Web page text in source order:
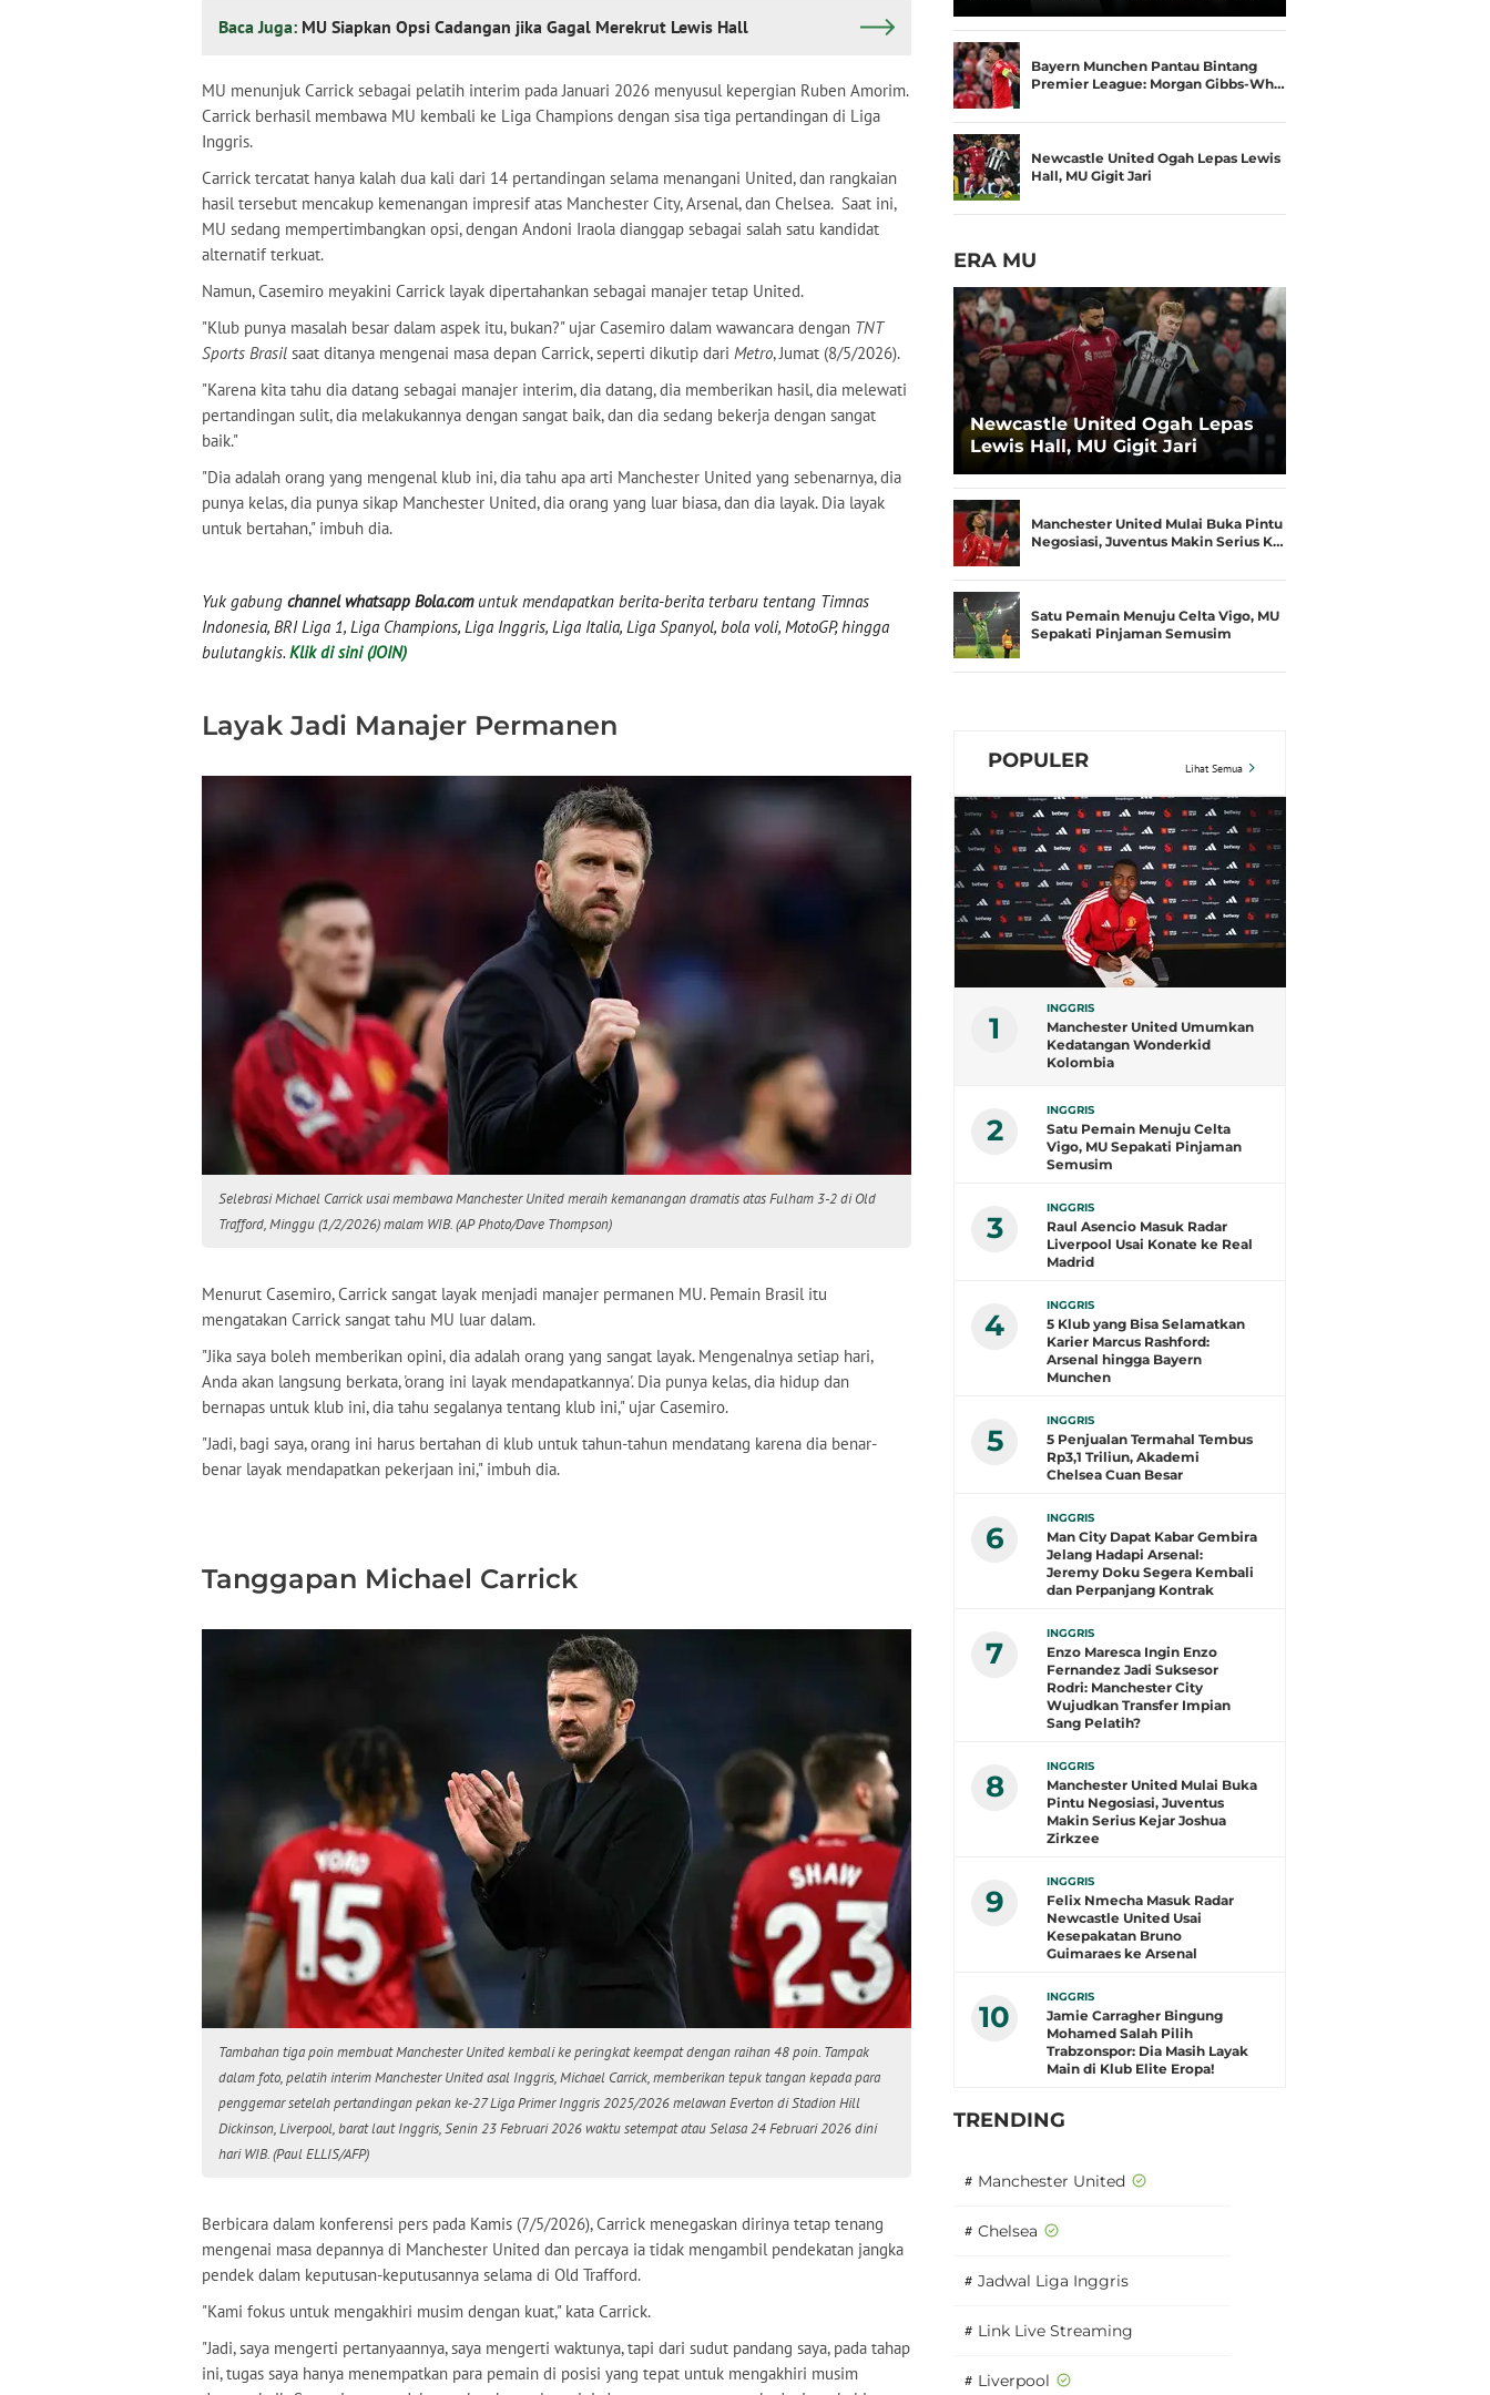
Baca Juga: MU Siapkan Opsi Cadangan jika Gagal Merekrut Lewis Hall
MU menunjuk Carrick sebagai pelatih interim pada Januari 2026 menyusul kepergian Ruben Amorim.
Carrick berhasil membawa MU kembali ke Liga Champions dengan sisa tiga pertandingan di Liga
Inggris.
Carrick tercatat hanya kalah dua kali dari 14 pertandingan selama menangani United, dan rangkaian
hasil tersebut mencakup kemenangan impresif atas Manchester City, Arsenal, dan Chelsea. Saat ini,
MU sedang mempertimbangkan opsi, dengan Andoni Iraola dianggap sebagai salah satu kandidat
alternatif terkuat.
Namun, Casemiro meyakini Carrick layak dipertahankan sebagai manajer tetap United.
"Klub punya masalah besar dalam aspek itu, bukan?" ujar Casemiro dalam wawancara dengan TNT
Sports Brasil saat ditanya mengenai masa depan Carrick, seperti dikutip dari Metro, Jumat (8/5/2026).
"Karena kita tahu dia datang sebagai manajer interim, dia datang, dia memberikan hasil, dia melewati
pertandingan sulit, dia melakukannya dengan sangat baik, dan dia sedang bekerja dengan sangat
baik."
"Dia adalah orang yang mengenal klub ini, dia tahu apa arti Manchester United yang sebenarnya, dia
punya kelas, dia punya sikap Manchester United, dia orang yang luar biasa, dan dia layak. Dia layak
untuk bertahan," imbuh dia.
Yuk gabung channel whatsapp Bola.comuntuk mendapatkan berita-berita terbaru tentang Timnas
Indonesia, BRI Liga 1, Liga Champions, Liga Inggris, Liga Italia, Liga Spanyol, bola voli, MotoGP, hingga
bulutangkis. Klik di sini (JOIN)
Layak Jadi Manajer Permanen
Selebrasi Michael Carrick usai membawa Manchester United meraih kemanangan dramatis atas Fulham 3-2 di Old
Trafford, Minggu (1/2/2026) malam WIB. (AP Photo/Dave Thompson)
Menurut Casemiro, Carrick sangat layak menjadi manajer permanen MU. Pemain Brasil itu
mengatakan Carrick sangat tahu MU luar dalam.
"Jika saya boleh memberikan opini, dia adalah orang yang sangat layak. Mengenalnya setiap hari,
Anda akan langsung berkata, 'orang ini layak mendapatkannya'. Dia punya kelas, dia hidup dan
bernapas untuk klub ini, dia tahu segalanya tentang klub ini," ujar Casemiro.
"Jadi, bagi saya, orang ini harus bertahan di klub untuk tahun-tahun mendatang karena dia benar-
benar layak mendapatkan pekerjaan ini," imbuh dia.
Tanggapan Michael Carrick
Tambahan tiga poin membuat Manchester United kembali ke peringkat keempat dengan raihan 48 poin. Tampak
dalam foto, pelatih interim Manchester United asal Inggris, Michael Carrick, memberikan tepuk tangan kepada para
penggemar setelah pertandingan pekan ke-27 Liga Primer Inggris 2025/2026 melawan Everton di Stadion Hill
Dickinson, Liverpool, barat laut Inggris, Senin 23 Februari 2026 waktu setempat atau Selasa 24 Februari 2026 dini
hari WIB. (Paul ELLIS/AFP)
Berbicara dalam konferensi pers pada Kamis (7/5/2026), Carrick menegaskan dirinya tetap tenang
mengenai masa depannya di Manchester United dan percaya ia tidak mengambil pendekatan jangka
pendek dalam keputusan-keputusannya selama di Old Trafford.
"Kami fokus untuk mengakhiri musim dengan kuat," kata Carrick.
"Jadi, saya mengerti pertanyaannya, saya mengerti waktunya, tapi dari sudut pandang saya, pada tahap
ini, tugas saya hanya menempatkan para pemain di posisi yang tepat untuk mengakhiri musim
Bayern Munchen Pantau Bintang
Premier League: Morgan Gibbs-Wh…
Newcastle United Ogah Lepas Lewis
Hall, MU Gigit Jari
ERA MU
Newcastle United Ogah Lepas
Lewis Hall, MU Gigit Jari
Manchester United Mulai Buka Pintu
Negosiasi, Juventus Makin Serius K…
Satu Pemain Menuju Celta Vigo, MU
Sepakati Pinjaman Semusim
POPULER Lihat Semua
1
INGGRIS
Manchester United Umumkan
Kedatangan Wonderkid
Kolombia
2
INGGRIS
Satu Pemain Menuju Celta
Vigo, MU Sepakati Pinjaman
Semusim
3
INGGRIS
Raul Asencio Masuk Radar
Liverpool Usai Konate ke Real
Madrid
4
INGGRIS
5 Klub yang Bisa Selamatkan
Karier Marcus Rashford:
Arsenal hingga Bayern
Munchen
5
INGGRIS
5 Penjualan Termahal Tembus
Rp3,1 Triliun, Akademi
Chelsea Cuan Besar
6
INGGRIS
Man City Dapat Kabar Gembira
Jelang Hadapi Arsenal:
Jeremy Doku Segera Kembali
dan Perpanjang Kontrak
7
INGGRIS
Enzo Maresca Ingin Enzo
Fernandez Jadi Suksesor
Rodri: Manchester City
Wujudkan Transfer Impian
Sang Pelatih?
8
INGGRIS
Manchester United Mulai Buka
Pintu Negosiasi, Juventus
Makin Serius Kejar Joshua
Zirkzee
9
INGGRIS
Felix Nmecha Masuk Radar
Newcastle United Usai
Kesepakatan Bruno
Guimaraes ke Arsenal
10
INGGRIS
Jamie Carragher Bingung
Mohamed Salah Pilih
Trabzonspor: Dia Masih Layak
Main di Klub Elite Eropa!
TRENDING
# Manchester United
# Chelsea
# Jadwal Liga Inggris
# Link Live Streaming
# Liverpool